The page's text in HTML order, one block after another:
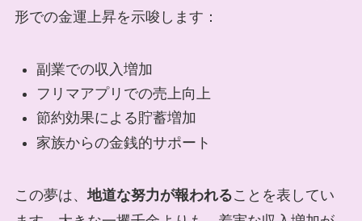
形での金運上昇を示唆します：
副業での収入増加
フリマアプリでの売上向上
節約効果による貯蓄増加
家族からの金銭的サポート
この夢は、地道な努力が報われることを表してい